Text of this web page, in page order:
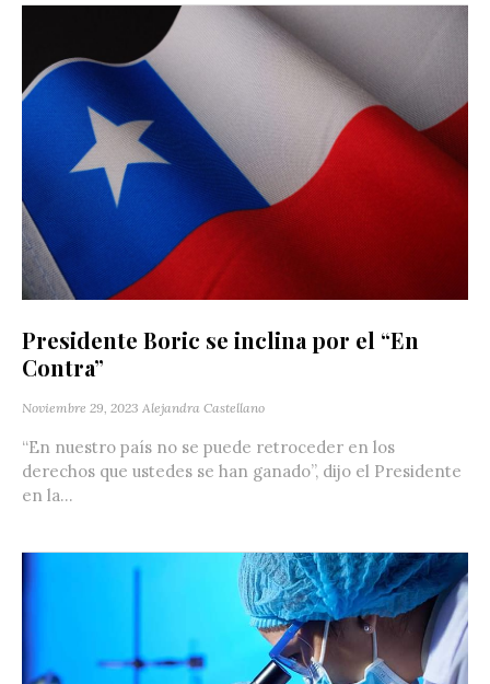
Presidente Boric se inclina por el “En
Contra”
Noviembre 29, 2023 Alejandra Castellano
“En nuestro país no se puede retroceder en los
derechos que ustedes se han ganado”, dijo el Presidente
en la...